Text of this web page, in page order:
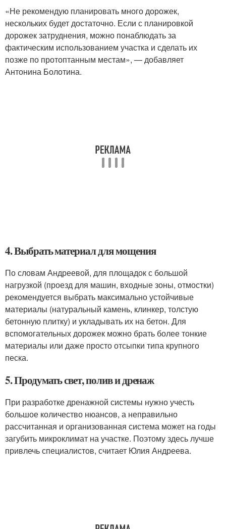
«Не рекомендую планировать много дорожек,
нескольких будет достаточно. Если с планировкой
дорожек затруднения, можно понаблюдать за
фактическим использованием участка и сделать их
позже по протоптанным местам», — добавляет
Антонина Болотина.
4. Выбрать материал для мощения
По словам Андреевой, для площадок с большой
нагрузкой (проезд для машин, входные зоны, отмостки)
рекомендуется выбрать максимально устойчивые
материалы (натуральный камень, клинкер, толстую
бетонную плитку) и укладывать их на бетон. Для
вспомогательных дорожек можно брать более тонкие
материалы или даже просто отсыпки типа крупного
песка.
5. Продумать свет, полив и дренаж
При разработке дренажной системы нужно учесть
большое количество нюансов, а неправильно
рассчитанная и организованная система может на годы
загубить микроклимат на участке. Поэтому здесь лучше
привлечь специалистов, считает Юлия Андреева.